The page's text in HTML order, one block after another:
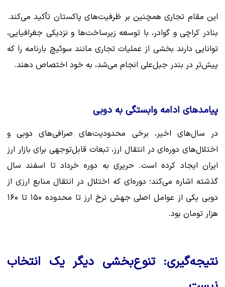
این مقام تجاری همچنین بر ظرفیت‌های پاکستان تأکید می‌کند.
بنادر کراچی و گوادر، با توسعه زیرساخت‌ها و نزدیکی جغرافیایی،
توانایی دارند بخشی از عملیات تجاری مانند سوئیچ بارنامه را که
پیش‌تر در بندر جبل‌علی انجام می‌شد، به خود اختصاص دهند.
پیامدهای ادامه وابستگی به دوبی
در سال‌های اخیر، برخی محدودیت‌های صرافی‌های دوبی و
اختلال‌های دوره‌ای در انتقال ارز، تبعات قابل‌توجهی برای بازار ارز
ایران ایجاد کرده است. حریری به دوره خرداد تا اسفند سال
گذشته اشاره می‌کند؛ دوره‌ای که اختلال در انتقال منابع ارزی از
دوبی یکی از عوامل اصلی جهش نرخ ارز تا محدوده ۱۵۰ تا ۱۶۰
هزار تومان بود.
نتیجه‌گیری: تنوع‌بخشی دیگر یک انتخاب